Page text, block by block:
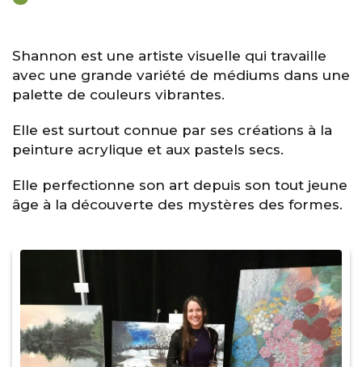
Shannon est une artiste visuelle qui travaille
avec une grande variété de médiums dans une
palette de couleurs vibrantes.
Elle est surtout connue par ses créations à la
peinture acrylique et aux pastels secs.
Elle perfectionne son art depuis son tout jeune
âge à la découverte des mystères des formes.